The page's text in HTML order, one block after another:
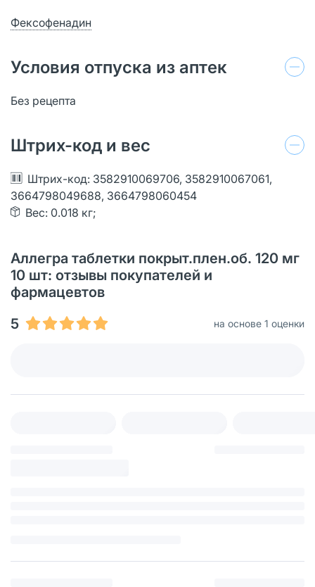
Фексофенадин
Условия отпуска из аптек
Без рецепта
Штрих-код и вес
Штрих-код: 3582910069706, 3582910067061,
3664798049688, 3664798060454
Вес: 0.018 кг;
Аллегра таблетки покрыт.плен.об. 120 мг
10 шт: отзывы покупателей и
фармацевтов
5
на основе 1 оценки